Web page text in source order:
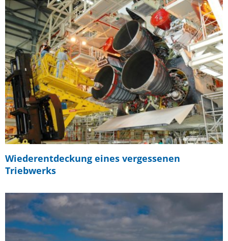
Wiederentdeckung eines vergessenen
Triebwerks